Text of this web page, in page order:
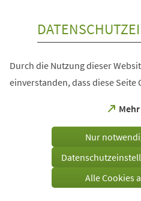
Durch die Nutzung dieser
einverstanden, dass diese Seite
(Öffnet
einem
Tab)
Nur
Alle Cookies